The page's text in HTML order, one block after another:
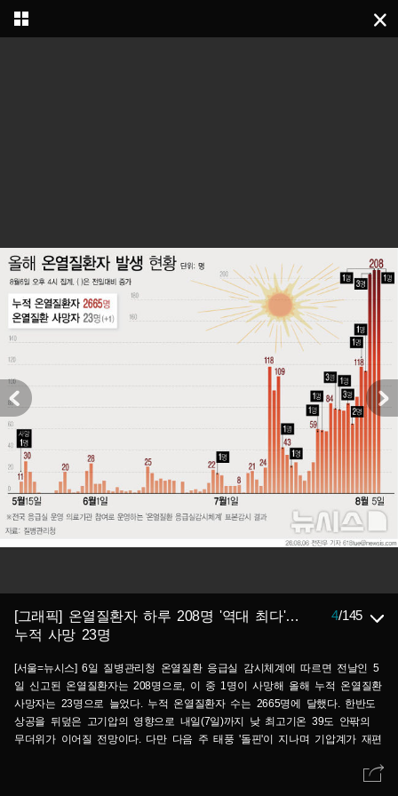
[그래픽] 온열질환자 하루 208명 '역대 최다'…
누적 사망 23명
4/145
[서울=뉴시스] 6일 질병관리청 온열질환 응급실 감시체계에 따르면 전날인 5
일 신고된 온열질환자는 208명으로, 이 중 1명이 사망해 올해 누적 온열질환
사망자는 23명으로 늘었다. 누적 온열질환자 수는 2665명에 달했다. 한반도
상공을 뒤덮은 고기압의 영향으로 내일(7일)까지 낮 최고기온 39도 안팎의
무더위가 이어질 전망이다. 다만 다음 주 태풍 '돌핀'이 지나며 기압계가 재편